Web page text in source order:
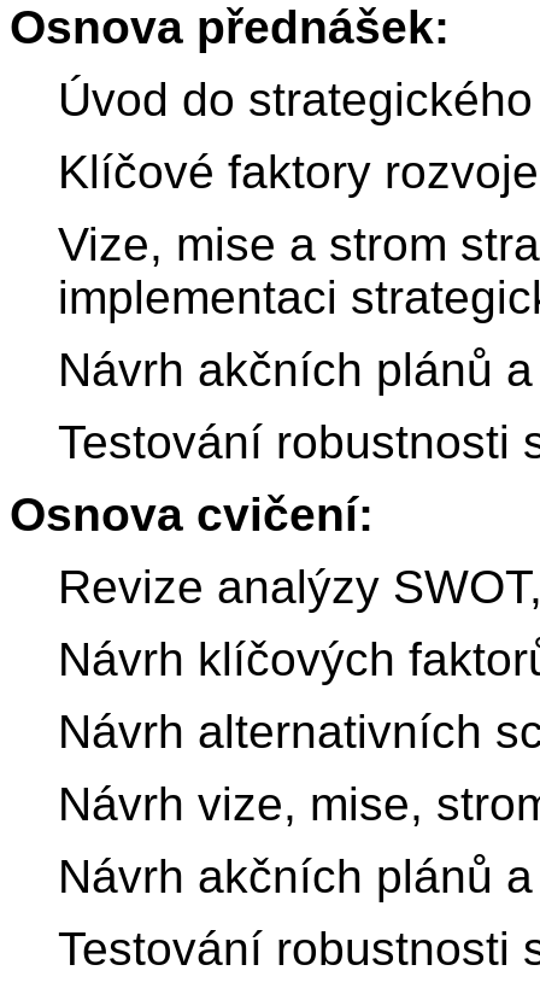
Osnova přednášek:
Úvod do
Klíčové faktory
Vize, mise a strom
implementaci
Návrh akčních plánů
Testování robustnosti
Osnova cvičení:
Revize analýzy
Návrh klíčových
Návrh alternativních
Návrh vize, mise,
Návrh akčních plánů
Testování robustnosti